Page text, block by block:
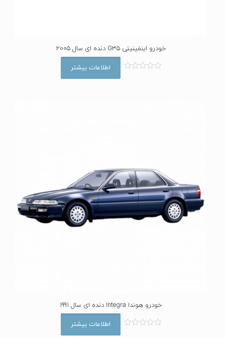
خودرو اینفینیتی G35 دنده ای سال 2005
اطلاعات بیشتر
خودرو هوندا Integra دنده ای سال 1991
اطلاعات بیشتر